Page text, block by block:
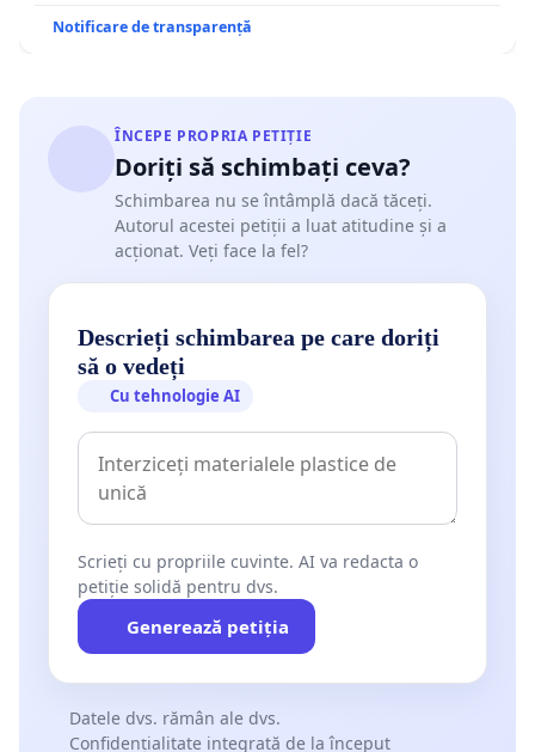
Notificare de transparență
ÎNCEPE PROPRIA PETIȚIE
Doriți să schimbați ceva?
Schimbarea nu se întâmplă dacă tăceți.
Autorul acestei petiții a luat atitudine și a
acționat. Veți face la fel?
Descrieți schimbarea pe care doriți
să o vedeți
Cu tehnologie AI
Scrieți cu propriile cuvinte. AI va redacta o
petiție solidă pentru dvs.
Generează petiția
Datele dvs. rămân ale dvs.
Confidențialitate integrată de la început